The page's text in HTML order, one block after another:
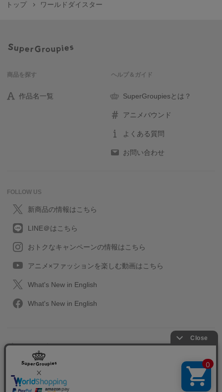
トップ ワールドダイスター
商品を探す
作品名一覧
ヘルプ＆ガイド
SuperGroupiesとは？
アニメバウンド
よくある質問
お問い合わせ
FOLLOW US
新商品の情報はこちら
LINE＠はこちら
おトクなキャンペーンの情報はこちら
アニメ×ファッションを楽しむ動画はこちら
What's New in English
What's New in English
プライバシーポリシー
特定取引に関する法律
会社情報/採用情報